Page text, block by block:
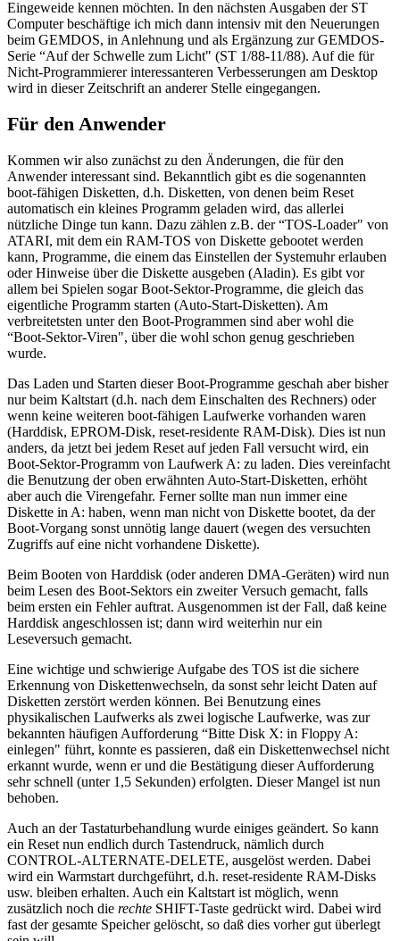
Eingeweide kennen möchten. In den nächsten Ausgaben der ST
Computer beschäftige ich mich dann intensiv mit den Neuerungen
beim GEMDOS, in Anlehnung und als Ergänzung zur GEMDOS-
Serie “Auf der Schwelle zum Licht" (ST 1/88-11/88). Auf die für
Nicht-Programmierer interessanteren Verbesserungen am Desktop
wird in dieser Zeitschrift an anderer Stelle eingegangen.
Für den Anwender
Kommen wir also zunächst zu den Änderungen, die für den
Anwender interessant sind. Bekanntlich gibt es die sogenannten
boot-fähigen Disketten, d.h. Disketten, von denen beim Reset
automatisch ein kleines Programm geladen wird, das allerlei
nützliche Dinge tun kann. Dazu zählen z.B. der “TOS-Loader" von
ATARI, mit dem ein RAM-TOS von Diskette gebootet werden
kann, Programme, die einem das Einstellen der Systemuhr erlauben
oder Hinweise über die Diskette ausgeben (Aladin). Es gibt vor
allem bei Spielen sogar Boot-Sektor-Programme, die gleich das
eigentliche Programm starten (Auto-Start-Disketten). Am
verbreitetsten unter den Boot-Programmen sind aber wohl die
“Boot-Sektor-Viren", über die wohl schon genug geschrieben
wurde.
Das Laden und Starten dieser Boot-Programme geschah aber bisher
nur beim Kaltstart (d.h. nach dem Einschalten des Rechners) oder
wenn keine weiteren boot-fähigen Laufwerke vorhanden waren
(Harddisk, EPROM-Disk, reset-residente RAM-Disk). Dies ist nun
anders, da jetzt bei jedem Reset auf jeden Fall versucht wird, ein
Boot-Sektor-Programm von Laufwerk A: zu laden. Dies vereinfacht
die Benutzung der oben erwähnten Auto-Start-Disketten, erhöht
aber auch die Virengefahr. Ferner sollte man nun immer eine
Diskette in A: haben, wenn man nicht von Diskette bootet, da der
Boot-Vorgang sonst unnötig lange dauert (wegen des versuchten
Zugriffs auf eine nicht vorhandene Diskette).
Beim Booten von Harddisk (oder anderen DMA-Geräten) wird nun
beim Lesen des Boot-Sektors ein zweiter Versuch gemacht, falls
beim ersten ein Fehler auftrat. Ausgenommen ist der Fall, daß keine
Harddisk angeschlossen ist; dann wird weiterhin nur ein
Leseversuch gemacht.
Eine wichtige und schwierige Aufgabe des TOS ist die sichere
Erkennung von Diskettenwechseln, da sonst sehr leicht Daten auf
Disketten zerstört werden können. Bei Benutzung eines
physikalischen Laufwerks als zwei logische Laufwerke, was zur
bekannten häufigen Aufforderung “Bitte Disk X: in Floppy A:
einlegen" führt, konnte es passieren, daß ein Diskettenwechsel nicht
erkannt wurde, wenn er und die Bestätigung dieser Aufforderung
sehr schnell (unter 1,5 Sekunden) erfolgten. Dieser Mangel ist nun
behoben.
Auch an der Tastaturbehandlung wurde einiges geändert. So kann
ein Reset nun endlich durch Tastendruck, nämlich durch
CONTROL-ALTERNATE-DELETE, ausgelöst werden. Dabei
wird ein Warmstart durchgeführt, d.h. reset-residente RAM-Disks
usw. bleiben erhalten. Auch ein Kaltstart ist möglich, wenn
zusätzlich noch die rechte SHIFT-Taste gedrückt wird. Dabei wird
fast der gesamte Speicher gelöscht, so daß dies vorher gut überlegt